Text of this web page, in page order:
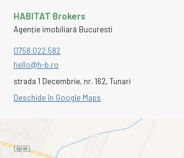
HABITAT Brokers
Agenție imobiliară Bucuresti
0758.022.582
hello@h-b.ro
strada 1 Decembrie, nr. 162, Tunari
Deschide în Google Maps